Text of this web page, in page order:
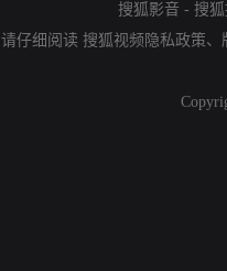
搜狐影音 - 搜
请仔细阅读 搜狐视频隐私政策、